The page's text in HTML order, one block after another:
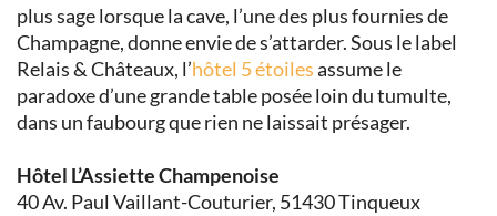
plus sage lorsque la cave, l’une des plus fournies de
Champagne, donne envie de s’attarder. Sous le label
Relais & Châteaux, l’hôtel 5 étoilesassume le
paradoxe d’une grande table posée loin du tumulte,
dans un faubourg que rien ne laissait présager.
Hôtel L’Assiette Champenoise
40 Av. Paul Vaillant-Couturier, 51430 Tinqueux